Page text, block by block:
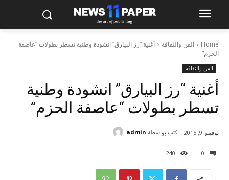
Home الفن والثقافة
أغنية “رز البيارق” انشودة وطنية تسطر بطولات “عاصفة
الحزم”
الفن والثقافة
أغنية “رز البيارق” انشودة وطنية
تسطر بطولات “عاصفة الحزم”
0
240
نوفمبر 9, 2015 كتب بواسطة admin